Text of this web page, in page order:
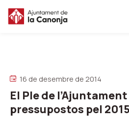
Salta
al
contingut
Salta
la
16 de desembre de 2014
El Ple de
pressupostos pel 2015